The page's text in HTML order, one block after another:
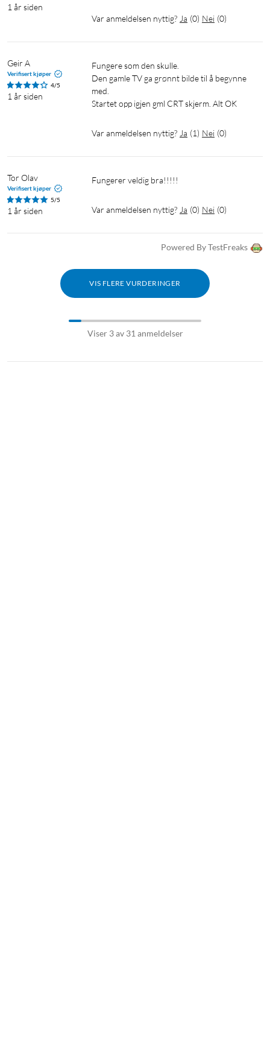
1 år siden
Var anmeldelsen nyttig? Ja (0) Nei (0)
Geir A
Verifisert kjøper
4/5
1 år siden
Fungere som den skulle.
Den gamle TV ga grønnt bilde til å begynne
med.
Startet opp igjen gml CRT skjerm. Alt OK
Var anmeldelsen nyttig? Ja (1) Nei (0)
Tor Olav
Verifisert kjøper
5/5
1 år siden
Fungerer veldig bra!!!!!
Var anmeldelsen nyttig? Ja (0) Nei (0)
Powered By TestFreaks
VIS FLERE VURDERINGER
Viser 3 av 31 anmeldelser